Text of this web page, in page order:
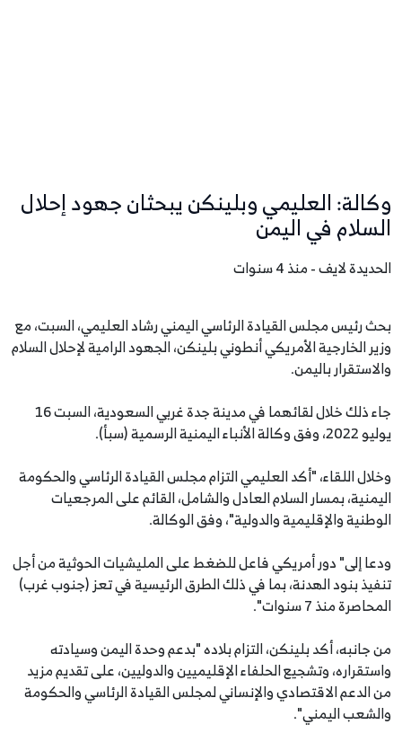
وكالة: العليمي وبلينكن يبحثان جهود إحلال
السلام في اليمن
الحديدة لايف - منذ 4 سنوات
بحث رئيس مجلس القيادة الرئاسي اليمني رشاد العليمي، السبت، مع
وزير الخارجية الأمريكي أنطوني بلينكن، الجهود الرامية لإحلال السلام
والاستقرار باليمن.
جاء ذلك خلال لقائهما في مدينة جدة غربي السعودية، السبت 16
يوليو 2022، وفق وكالة الأنباء اليمنية الرسمية (سبأ).
وخلال اللقاء، "أكد العليمي التزام مجلس القيادة الرئاسي والحكومة
اليمنية، بمسار السلام العادل والشامل، القائم على المرجعيات
الوطنية والإقليمية والدولية"، وفق الوكالة.
ودعا إلى" دور أمريكي فاعل للضغط على المليشيات الحوثية من أجل
تنفيذ بنود الهدنة، بما في ذلك الطرق الرئيسية في تعز (جنوب غرب)
المحاصرة منذ 7 سنوات".
من جانبه، أكد بلينكن، التزام بلاده "بدعم وحدة اليمن وسيادته
واستقراره، وتشجيع الحلفاء الإقليميين والدوليين، على تقديم مزيد
من الدعم الاقتصادي والإنساني لمجلس القيادة الرئاسي والحكومة
والشعب اليمني".